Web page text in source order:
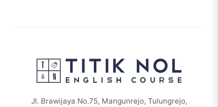
Jl. Brawijaya No.75, Mangunrejo, Tulungrejo,